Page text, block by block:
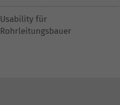
Usability für
Rohrleitungsbauer